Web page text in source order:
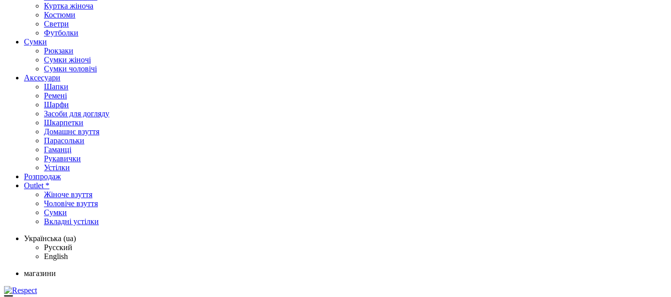
Куртка жіноча
Костюми
Светри
Футболки
Сумки
Рюкзаки
Сумки жіночі
Сумки чоловічі
Аксеcуари
Шапки
Ремені
Шарфи
Засоби для догляду
Шкарпетки
Домашнє взуття
Парасольки
Гаманці
Рукавички
Устілки
Розпродаж
Outlet *
Жіноче взуття
Чоловіче взуття
Сумки
Вкладні устілки
Українська (ua)
Русский
English
магазини